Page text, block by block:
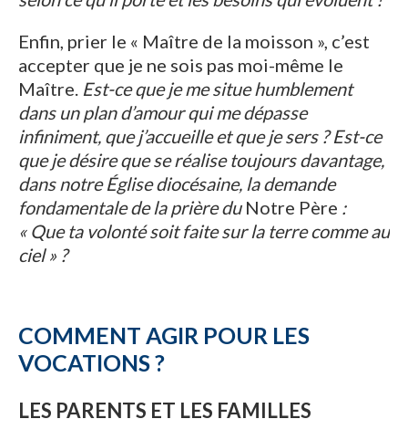
Enfin, prier le « Maître de la moisson », c’est
accepter que je ne sois pas moi-même le
Maître. Est-ce que je me situe humblement
dans un plan d’amour qui me dépasse
infiniment, que j’accueille et que je sers ? Est-ce
que je désire que se réalise toujours davantage,
dans notre Église diocésaine, la demande
fondamentale de la prière du Notre Père :
« Que ta volonté soit faite sur la terre comme au
ciel » ?
COMMENT AGIR POUR LES
VOCATIONS ?
LES PARENTS ET LES FAMILLES